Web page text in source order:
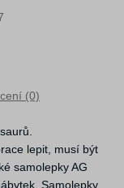
(0)
lepit, musí být
samolepky AG
Samolepky